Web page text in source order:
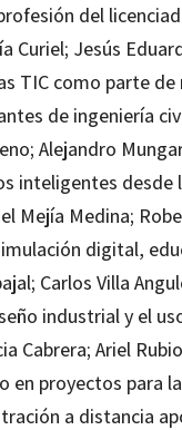
del
Curiel; Jesús
TIC como parte
de ingeniería
Alejandro
inteligentes
Mejía Medina;
digital,
Carlos Villa
industrial y el
Cabrera; Ariel
en proyectos para
a distancia